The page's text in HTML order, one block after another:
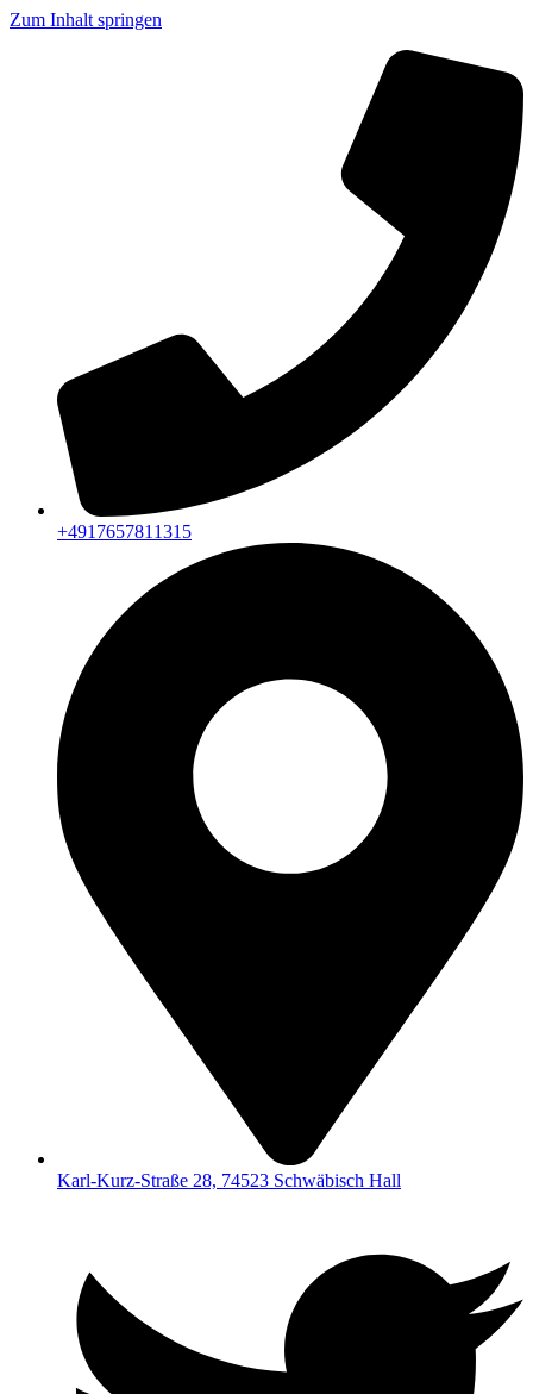
Zum Inhalt springen
+4917657811315
Karl-Kurz-Straße 28, 74523 Schwäbisch Hall